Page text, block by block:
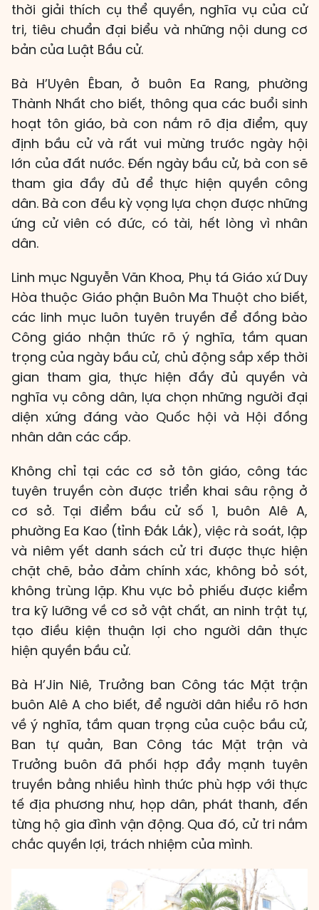
thời giải thích cụ thể quyền, nghĩa vụ của cử
tri, tiêu chuẩn đại biểu và những nội dung cơ
bản của Luật Bầu cử.
Bà H’Uyên Êban, ở buôn Ea Rang, phường
Thành Nhất cho biết, thông qua các buổi sinh
hoạt tôn giáo, bà con nắm rõ địa điểm, quy
định bầu cử và rất vui mừng trước ngày hội
lớn của đất nước. Đến ngày bầu cử, bà con sẽ
tham gia đầy đủ để thực hiện quyền công
dân. Bà con đều kỳ vọng lựa chọn được những
ứng cử viên có đức, có tài, hết lòng vì nhân
dân.
Linh mục Nguyễn Văn Khoa, Phụ tá Giáo xứ Duy
Hòa thuộc Giáo phận Buôn Ma Thuột cho biết,
các linh mục luôn tuyên truyền để đồng bào
Công giáo nhận thức rõ ý nghĩa, tầm quan
trọng của ngày bầu cử, chủ động sắp xếp thời
gian tham gia, thực hiện đầy đủ quyền và
nghĩa vụ công dân, lựa chọn những người đại
diện xứng đáng vào Quốc hội và Hội đồng
nhân dân các cấp.
Không chỉ tại các cơ sở tôn giáo, công tác
tuyên truyền còn được triển khai sâu rộng ở
cơ sở. Tại điểm bầu cử số 1, buôn Alê A,
phường Ea Kao (tỉnh Đắk Lắk), việc rà soát, lập
và niêm yết danh sách cử tri được thực hiện
chặt chẽ, bảo đảm chính xác, không bỏ sót,
không trùng lặp. Khu vực bỏ phiếu được kiểm
tra kỹ lưỡng về cơ sở vật chất, an ninh trật tự,
tạo điều kiện thuận lợi cho người dân thực
hiện quyền bầu cử.
Bà H’Jin Niê, Trưởng ban Công tác Mặt trận
buôn Alê A cho biết, để người dân hiểu rõ hơn
về ý nghĩa, tầm quan trọng của cuộc bầu cử,
Ban tự quản, Ban Công tác Mặt trận và
Trưởng buôn đã phối hợp đẩy mạnh tuyên
truyền bằng nhiều hình thức phù hợp với thực
tế địa phương như, họp dân, phát thanh, đến
từng hộ gia đình vận động. Qua đó, cử tri nắm
chắc quyền lợi, trách nhiệm của mình.